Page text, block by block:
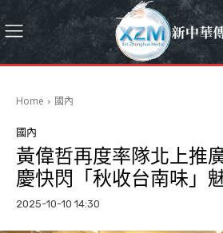
Home 國內
國內
黃偉哲再度率隊北上推
慶快閃「秋收台南味」
2025-10-10 14:30